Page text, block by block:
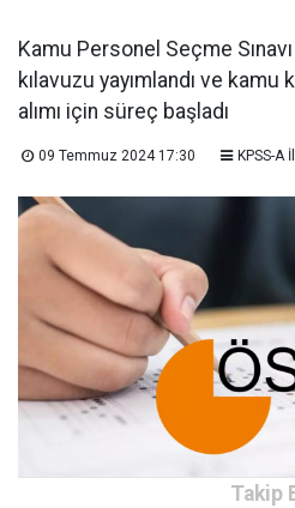
Kamu Personel Seçme
kılavuzu yayımlandı ve
alımı için süreç başladı
09 Temmuz 2024 17:30 KPSS-A